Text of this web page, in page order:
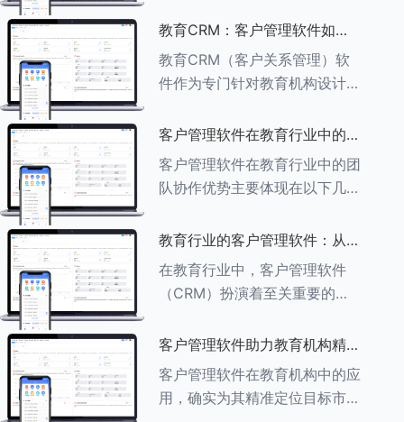
述其助力作用： ###一、学员
信息管理 客户管理软件具备强
大的学员信息管理功能，能够集
中存储
教育CRM：客户管理软件如何
增强教育品牌影响力
教育CRM（客户关系管理）软
件作为专门针对教育机构设计的
影响力方面发挥着重要作用。以
下详细分析教育CRM软件如何
助力提升教育品牌影响力：
###一、
客户管理软件在教育行业中的团
队协作优势
客户管理软件在教育行业中的团
队协作优势主要体现在以下几个
与共享 客户管理软件作为强大
的信息存储库，能够整合并记录
学生的基本信息（如姓名、年
龄、联
教育行业的客户管理软件：从招
生到毕业的全方位管理
在教育行业中，客户管理软件
（CRM）扮演着至关重要的角
全方位管理，提升教育机构的管
理效率和学员满意度。以下是一
些适合教育行业的CRM软件及
其功能特点：
客户管理软件助力教育机构精准
定位目标市场
客户管理软件在教育机构中的应
用，确实为其精准定位目标市场